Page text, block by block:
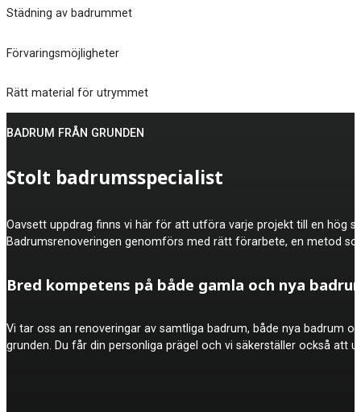
Städning av badrummet
Förvaringsmöjligheter
Rätt material för utrymmet
Stolt badrumsspecialist
Oavsett uppdrag finns vi här för att utföra varje projekt till en hög
Badrumsrenoveringen genomförs med rätt förarbete, en metod
BADRUM FRÅN GRUNDEN
Bred kompetens på både gamla och nya
Vi tar oss an renoveringar av samtliga badrum, både nya badrum
grunden. Du får din personliga prägel och vi säkerställer också